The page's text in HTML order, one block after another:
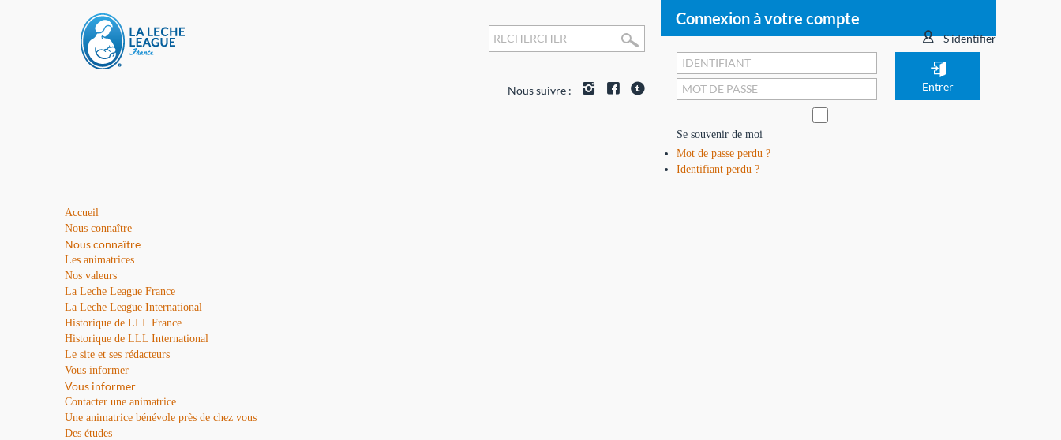
S'identifier
Connexion à votre compte
Se souvenir de moi
Mot de passe perdu ?
Identifiant perdu ?
Nous suivre :
Accueil
Nous connaître
Nous connaître
Les animatrices
Nos valeurs
La Leche League France
La Leche League International
Historique de LLL France
Historique de LLL International
Le site et ses rédacteurs
Vous informer
Vous informer
Contacter une animatrice
Une animatrice bénévole près de chez vous
Des études